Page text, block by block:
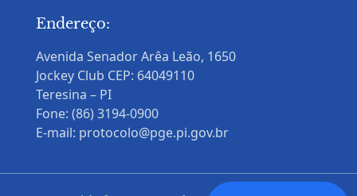
Endereço:
Avenida Senador Arêa Leão, 1650
Jockey Club CEP: 64049110
Teresina – PI
Fone: (86) 3194-0900
E-mail: protocolo@pge.pi.gov.br